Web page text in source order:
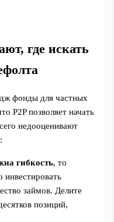
где искать
фонды для частных
P2P позволяет начать
недооценивают
гибкость, то
инвестировать
займов. Делите
позиций,